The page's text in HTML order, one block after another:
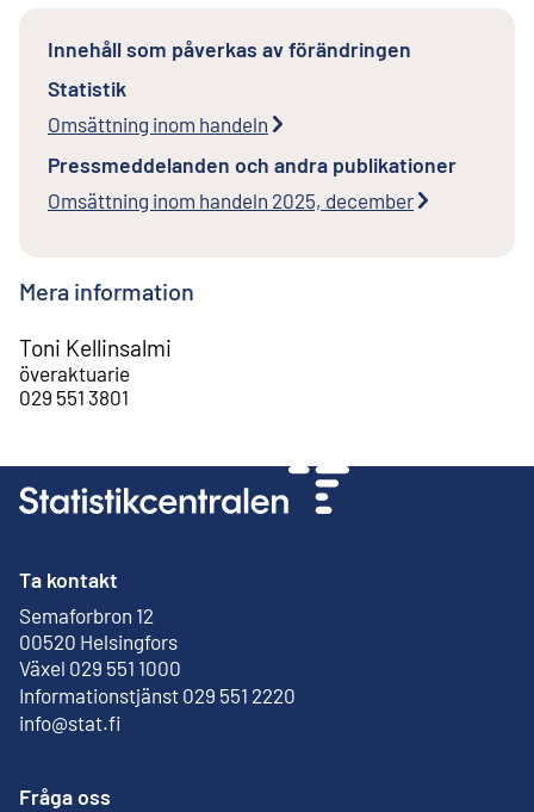
Innehåll som påverkas av förändringen
Statistik
Omsättning inom handeln
Pressmeddelanden och andra publikationer
Omsättning inom handeln 2025, december
Mera information
Toni Kellinsalmi
överaktuarie
029 551 3801
Ta kontakt
Semaforbron 12
00520 Helsingfors
Extern länk
Växel 029 551 1000
Informationstjänst 029 551 2220
info@stat.fi
Fråga oss